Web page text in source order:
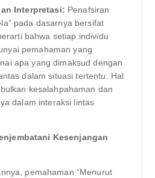
Interpretasi: Penafsiran
pada dasarnya bersifat
bahwa setiap individu
pemahaman yang
apa yang dimaksud dengan
dalam situasi tertentu. Hal
kesalahpahaman dan
dalam interaksi lintas
Kesenjangan
pemahaman “Menurut